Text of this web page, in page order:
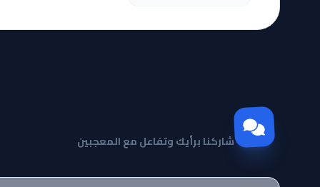
مجتمع Otanyuu
شاركنا برأيك وتفاعل مع المعجبين